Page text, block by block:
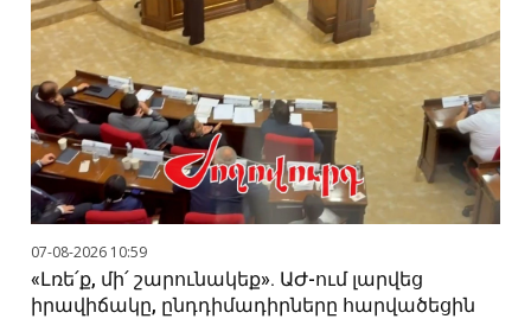
07-08-2026 10:59
«Լռե՛ք, մի՛ շարունակեք». ԱԺ-ում լարվեց
իրավիճակը, ընդդիմադիրները հարվածեցին